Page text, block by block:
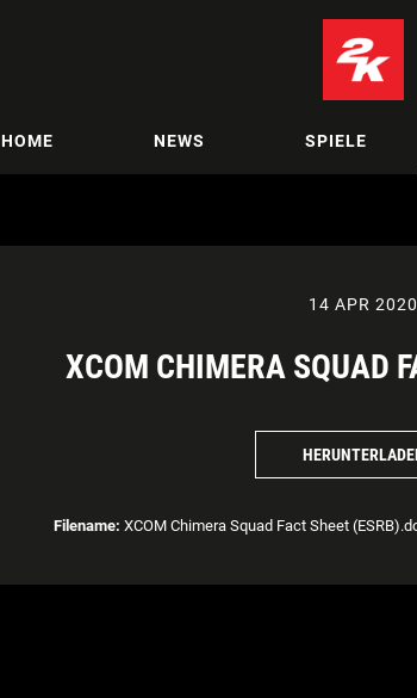
HOME NEWS SPIELE
14 APR 2020
XCOM CHIMERA SQUAD
Filename: XCOM Chimera Squad Fact Sheet